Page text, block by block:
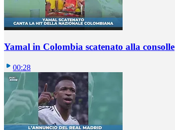
Yamal in Colombia scatenato alla consolle
00:28